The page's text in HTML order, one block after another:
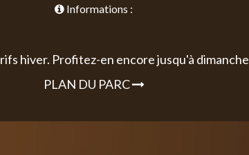
Informations :
hiver. Profitez-en encore jusqu'à
PLAN DU PARC